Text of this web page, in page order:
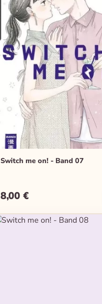
Switch me on! - Band 07
Regulärer Preis:
8,00 €